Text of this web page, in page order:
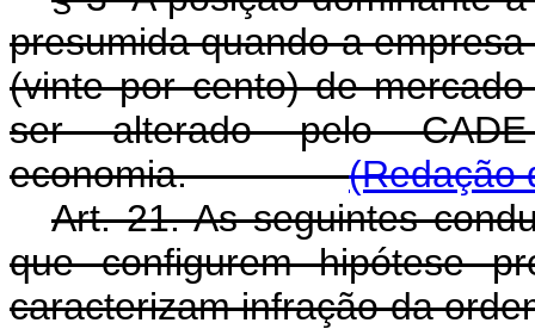
presumida quando a
(vinte por cento) de
ser alterado pelo
economia.(Redação
Art. 21. As seguintes
que configurem hipótese
caracterizam infração da